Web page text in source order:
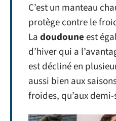
C’est un manteau
protège contre le
Ladoudouneest
d’hiver qui a
est décliné en
aussi bien aux
froides, qu’aux